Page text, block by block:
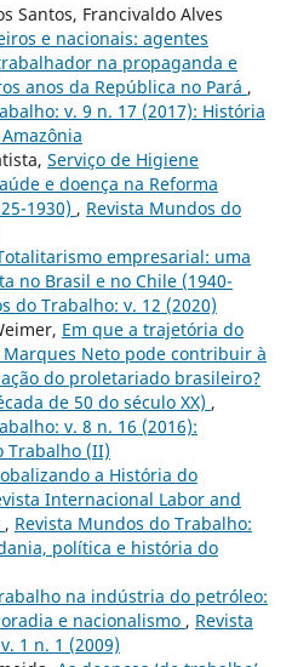
Santos, Francivaldo Alves
e nacionais: agentes
na propaganda e
anos da República no Pará ,
v. 9 n. 17 (2017): História
Serviço de Higiene
e doença na Reforma
1930) , Revista Mundos do
empresarial: uma
no Brasil e no Chile (1940-
do Trabalho: v. 12 (2020)
Em que a trajetória do
Neto pode contribuir à
do proletariado brasileiro?
de 50 do século XX) ,
v. 8 n. 16 (2016):
Trabalho (II)
a História do
Internacional Labor and
, Revista Mundos do Trabalho:
política e história do
na indústria do petróleo:
e nacionalismo , Revista
1 n. 1 (2009)